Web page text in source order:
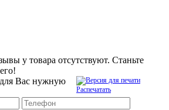
у товара отсутствуют. Станьте
Распечатать
Вас нужную